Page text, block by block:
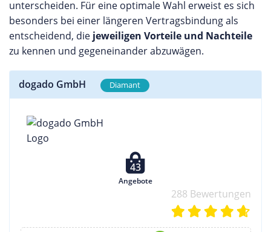
unterscheiden. Für eine optimale Wahl erweist es sich
besonders bei einer längeren Vertragsbindung als
entscheidend, die jeweiligen Vorteile und Nachteile
zu kennen und gegeneinander abzuwägen.
dogado GmbH Diamant
43
Angebote
288 Bewertungen